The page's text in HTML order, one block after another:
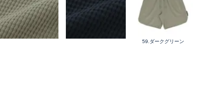
59.ダークグリーン